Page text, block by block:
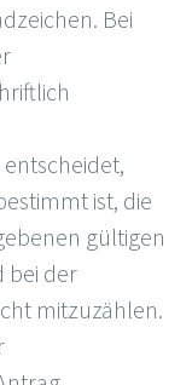
Bei
ist, die
gültigen
bei der
mitzuzählen.